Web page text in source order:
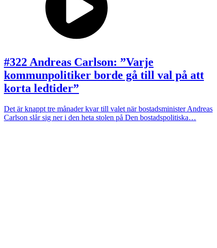
#322 Andreas Carlson: ”Varje
kommunpolitiker borde gå till val på att
korta ledtider”
Det är knappt tre månader kvar till valet när bostadsminister Andreas
Carlson slår sig ner i den heta stolen på Den bostadspolitiska…